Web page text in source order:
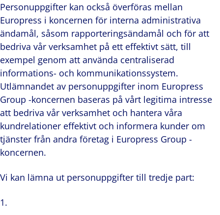
Personuppgifter kan också överföras mellan
Europress i koncernen för interna administrativa
ändamål, såsom rapporteringsändamål och för att
bedriva vår verksamhet på ett effektivt sätt, till
exempel genom att använda centraliserad
informations- och kommunikationssystem.
Utlämnandet av personuppgifter inom Europress
Group -koncernen baseras på vårt legitima intresse
att bedriva vår verksamhet och hantera våra
kundrelationer effektivt och informera kunder om
tjänster från andra företag i Europress Group -
koncernen.
Vi kan lämna ut personuppgifter till tredje part: